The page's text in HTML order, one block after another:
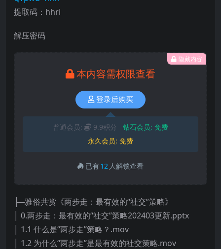
提取码：hhri
解压密码
隐藏内容
本内容需权限查看
登录后购买
普通会员: 9.9积分 钻石会员: 免费
永久会员: 免费
已有12 人解锁查看
├─雅俗共赏《两步走：最有效的“社交”策略》
│ 0.两步走：最有效的“社交”策略202403更新.pptx
│ 1.1 什么是“两步走”策略？.mov
│ 1.2 为什么“两步走”是最有效的社交策略.mov